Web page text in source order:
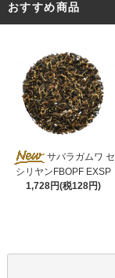
おすすめ商品
サバラガムワ セ
シリヤンFBOPF EXSP
1,728円(税128円)